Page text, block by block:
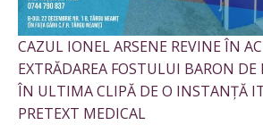
CAZUL IONEL ARSENE REVINE ÎN
EXTRĂDAREA FOSTULUI BARON
ÎN ULTIMA CLIPĂ DE O INSTANȚĂ
PRETEXT MEDICAL